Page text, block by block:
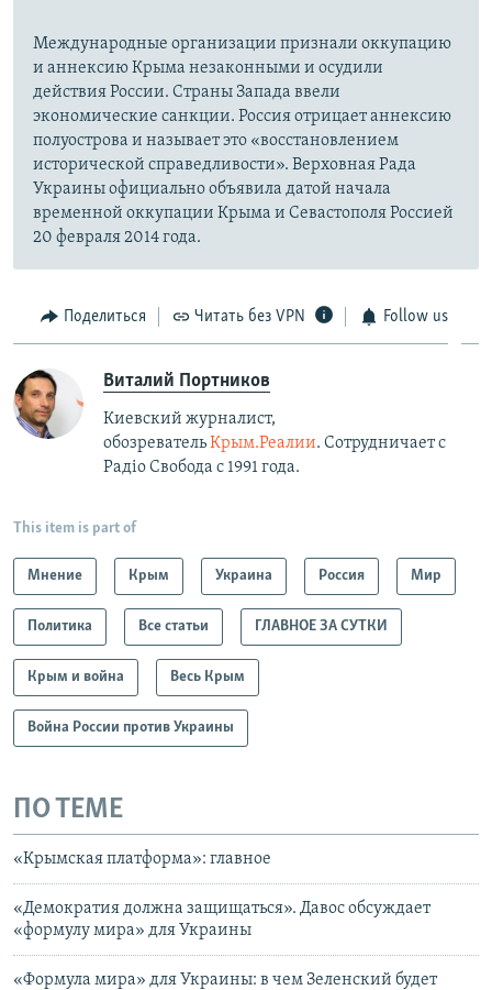
Международные организации признали оккупацию
и аннексию Крыма незаконными и осудили
действия России. Страны Запада ввели
экономические санкции. Россия отрицает аннексию
полуострова и называет это «восстановлением
исторической справедливости». Верховная Рада
Украины официально объявила датой начала
временной оккупации Крыма и Севастополя Россией
20 февраля 2014 года.
Поделиться Читать без VPN Follow us
Виталий Портников
Киевский журналист,
обозревательКрым.Реалии. Сотрудничает с
Радiо Свобода с 1991 года.
This item is part of
Мнение Крым Украина Россия Мир
Политика Все статьи ГЛАВНОЕ ЗА СУТКИ
Крым и война Весь Крым
Война России против Украины
ПО ТЕМЕ
«Крымская платформа»: главное
«Демократия должна защищаться». Давос обсуждает
«формулу мира» для Украины
«Формула мира» для Украины: в чем Зеленский будет